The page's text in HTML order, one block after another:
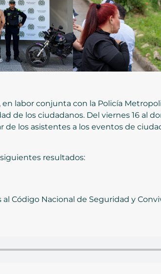
en labor conjunta con la Policía
de los ciudadanos. Del viernes 16 al
los asistentes a los eventos de
resultados:
Código Nacional de Seguridad y